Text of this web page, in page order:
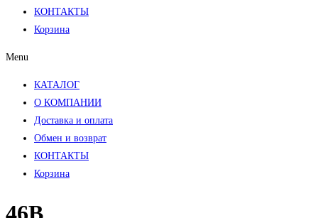
КОНТАКТЫ
Корзина
Menu
КАТАЛОГ
О КОМПАНИИ
Доставка и оплата
Обмен и возврат
КОНТАКТЫ
Корзина